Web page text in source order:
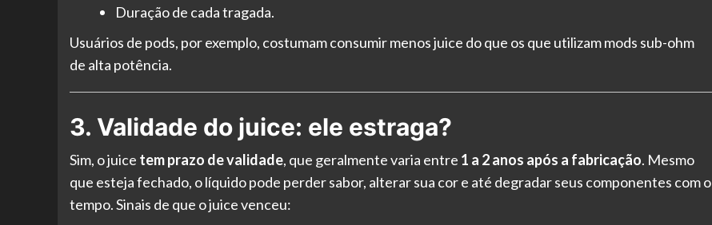
Duração de cada tragada.
Usuários de pods, por exemplo, costumam consumir menos juice do que os que utilizam mods sub-ohm
de alta potência.
3. Validade do juice: ele estraga?
Sim, o juice tem prazo de validade, que geralmente varia entre 1 a 2 anos após a fabricação. Mesmo
que esteja fechado, o líquido pode perder sabor, alterar sua cor e até degradar seus componentes com o
tempo. Sinais de que o juice venceu: